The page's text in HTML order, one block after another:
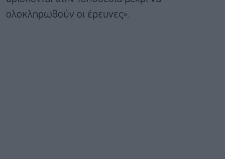
ολοκληρωθούν οι έρευνες».